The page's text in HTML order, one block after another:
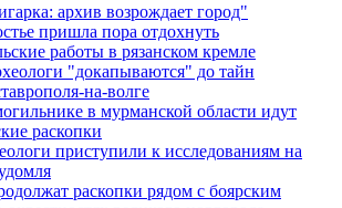
архив возрождает город"
пришла пора отдохнуть
работы в рязанском кремле
"докапываются" до тайн
на-волге
в мурманской области идут
раскопки
приступили к исследованиям на
раскопки рядом с боярским